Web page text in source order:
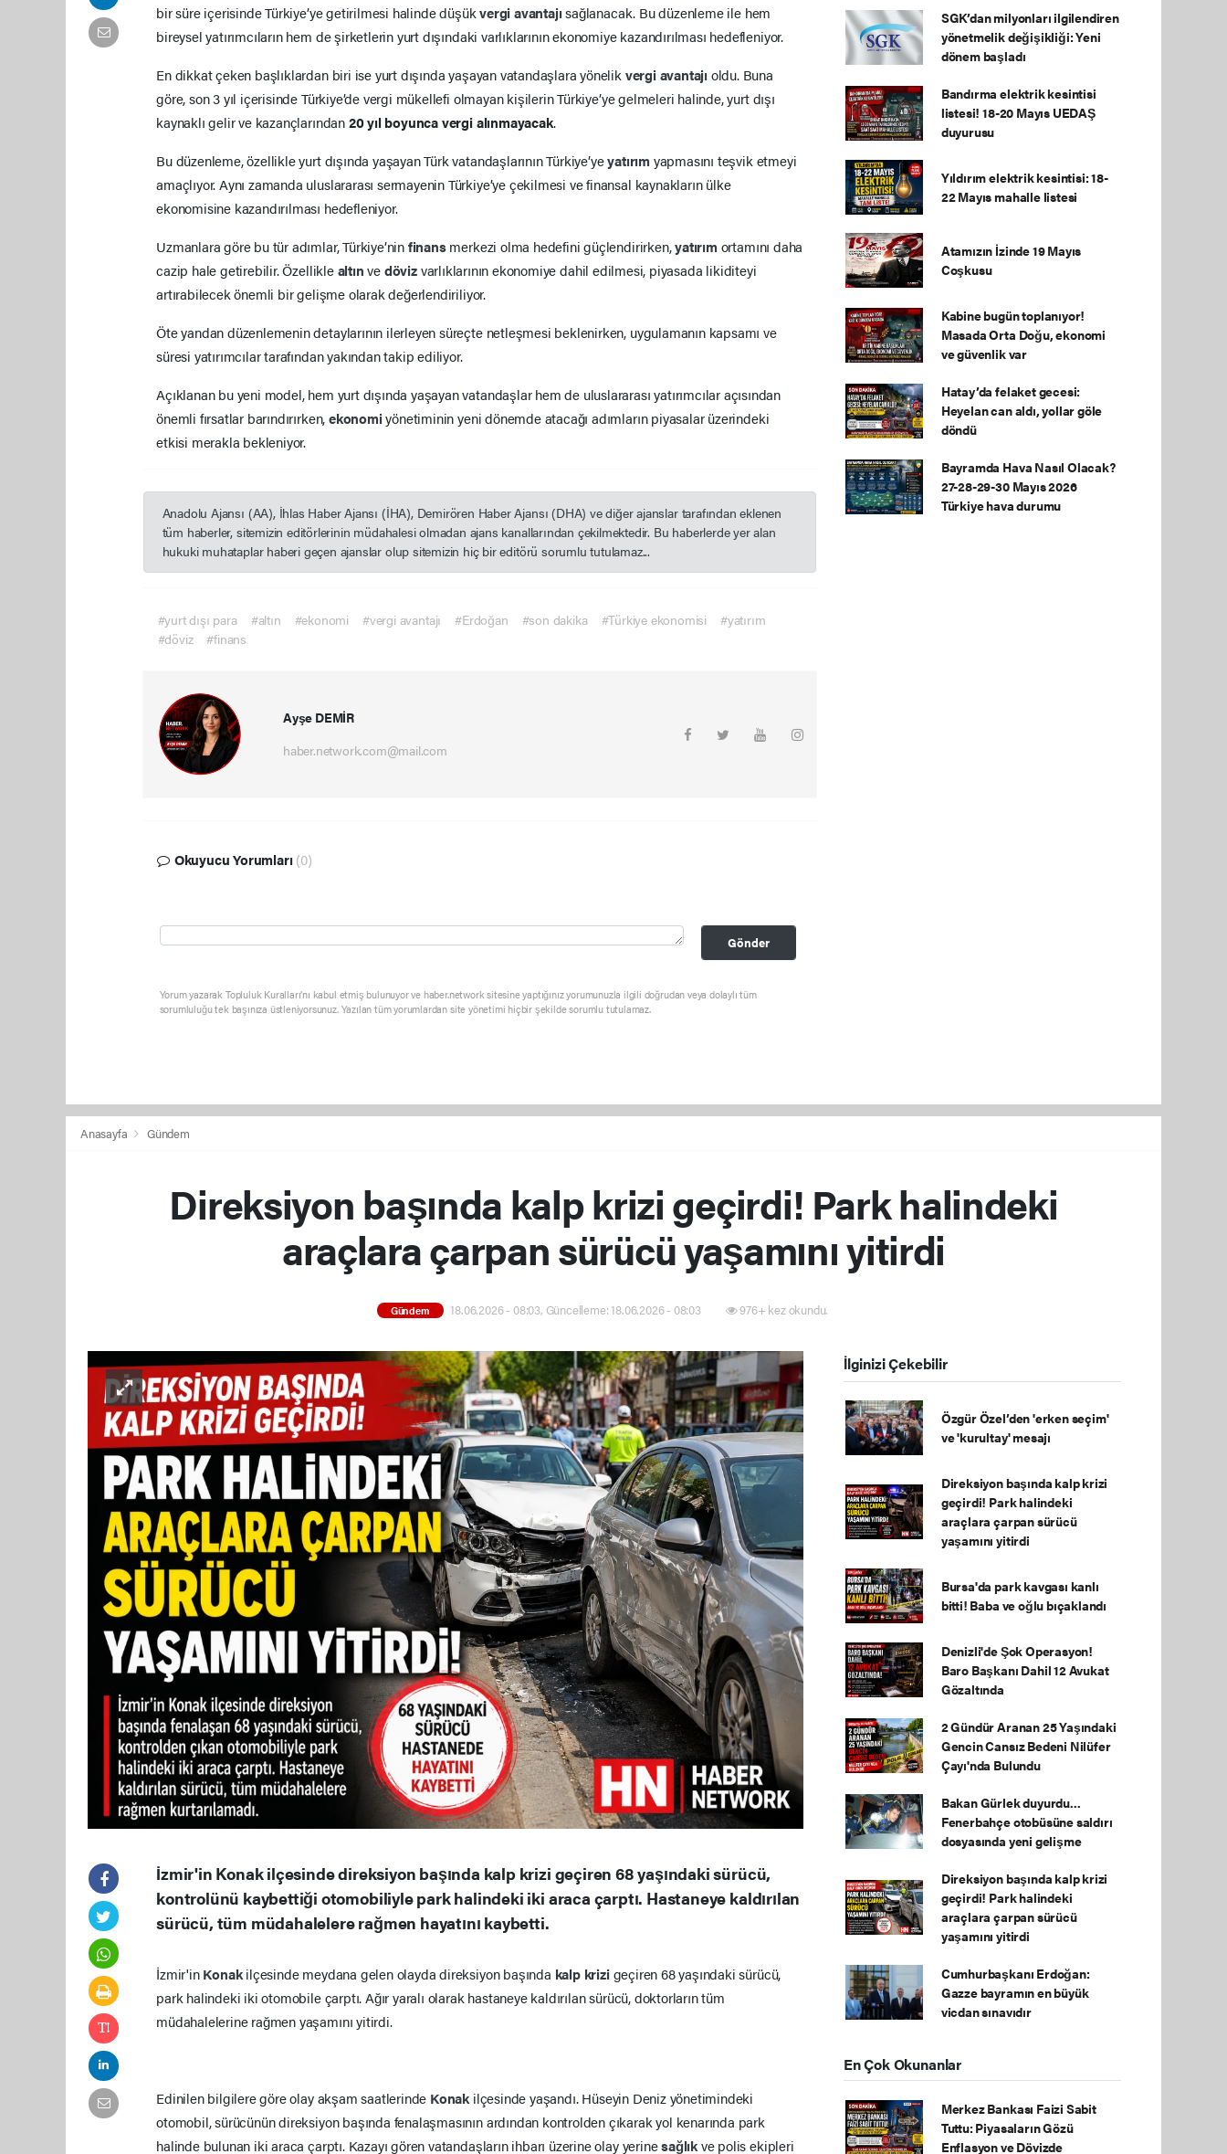
bir süre içerisinde Türkiye’ye getirilmesi halinde düşükvergi avantajısağlanacak. Bu düzenleme ile hem
bireysel yatırımcıların hem de şirketlerin yurt dışındaki varlıklarının ekonomiye kazandırılması hedefleniyor.
En dikkat çeken başlıklardan biri ise yurt dışında yaşayan vatandaşlara yönelik vergi avantajıoldu. Buna
göre, son 3 yıl içerisinde Türkiye’de vergi mükellefi olmayan kişilerin Türkiye’ye gelmeleri halinde, yurt dışı
kaynaklı gelir ve kazançlarından20 yıl boyunca vergi alınmayacak.
Bu düzenleme, özellikle yurt dışında yaşayan Türk vatandaşlarının Türkiye’yeyatırım yapmasını teşvik etmeyi
amaçlıyor. Aynı zamanda uluslararası sermayenin Türkiye’ye çekilmesi ve finansal kaynakların ülke
ekonomisine kazandırılması hedefleniyor.
Uzmanlara göre bu tür adımlar, Türkiye’ninfinansmerkezi olma hedefini güçlendirirken,yatırım ortamını daha
cazip hale getirebilir. Özelliklealtınvedövizvarlıklarının ekonomiye dahil edilmesi, piyasada likiditeyi
artırabilecek önemli bir gelişme olarak değerlendiriliyor.
Öte yandan düzenlemenin detaylarının ilerleyen süreçte netleşmesi beklenirken, uygulamanın kapsamı ve
süresi yatırımcılar tarafından yakından takip ediliyor.
Açıklanan bu yeni model, hem yurt dışında yaşayan vatandaşlar hem de uluslararası yatırımcılar açısından
önemli fırsatlar barındırırken,ekonomiyönetiminin yeni dönemde atacağı adımların piyasalar üzerindeki
etkisi merakla bekleniyor.
Anadolu Ajansı (AA), İhlas Haber Ajansı (İHA), Demirören Haber Ajansı (DHA) ve diğer ajanslar tarafından eklenen
tüm haberler, sitemizin editörlerinin müdahalesi olmadan ajans kanallarından çekilmektedir. Bu haberlerde yer alan
hukuki muhataplar haberi geçen ajanslar olup sitemizin hiç bir editörü sorumlu tutulamaz...
#yurt dışı para #altın #ekonomi #vergi avantajı #Erdoğan #son dakika #Türkiye ekonomisi
#yatırım
#döviz
#finans
Ayşe DEMİR
haber.network.com@mail.com
Okuyucu Yorumları (0)
Gönder
Yorum yazarak Topluluk Kuralları’nı kabul etmiş bulunuyor ve haber.network sitesine yaptığınız yorumunuzla ilgili doğrudan veya dolaylı tüm
sorumluluğu tek başınıza üstleniyorsunuz. Yazılan tüm yorumlardan site yönetimi hiçbir şekilde sorumlu tutulamaz.
SGK’dan milyonları ilgilendiren
yönetmelik değişikliği: Yeni
dönem başladı
Bandırma elektrik kesintisi
listesi! 18-20 Mayıs UEDAŞ
duyurusu
Yıldırım elektrik kesintisi: 18-
22 Mayıs mahalle listesi
Atamızın İzinde 19 Mayıs
Coşkusu
Kabine bugün toplanıyor!
Masada Orta Doğu, ekonomi
ve güvenlik var
Hatay’da felaket gecesi:
Heyelan can aldı, yollar göle
döndü
Bayramda Hava Nasıl Olacak?
27-28-29-30 Mayıs 2026
Türkiye hava durumu
Anasayfa Gündem
Direksiyon başında kalp krizi geçirdi! Park halindeki
araçlara çarpan sürücü yaşamını yitirdi
Gündem 18.06.2026 - 08:03, Güncelleme: 18.06.2026 - 08:03 976+ kez okundu.
İzmir'in Konak ilçesinde direksiyon başında kalp krizi geçiren 68 yaşındaki sürücü,
kontrolünü kaybettiği otomobiliyle park halindeki iki araca çarptı. Hastaneye kaldırılan
sürücü, tüm müdahalelere rağmen hayatını kaybetti.
İzmir'inKonakilçesinde meydana gelen olayda direksiyon başında kalp krizigeçiren 68 yaşındaki sürücü,
park halindeki iki otomobile çarptı. Ağır yaralı olarak hastaneye kaldırılan sürücü, doktorların tüm
müdahalelerine rağmen yaşamını yitirdi.
Edinilen bilgilere göre olay akşam saatlerinde Konak ilçesinde yaşandı. Hüseyin Deniz yönetimindeki
otomobil, sürücünün direksiyon başında fenalaşmasının ardından kontrolden çıkarak yol kenarında park
halinde bulunan iki araca çarptı. Kazayı gören vatandaşların ihbarı üzerine olay yerinesağlıkve polis ekipleri
İlginizi Çekebilir
Özgür Özel’den 'erken seçim'
ve 'kurultay' mesajı
Direksiyon başında kalp krizi
geçirdi! Park halindeki
araçlara çarpan sürücü
yaşamını yitirdi
Bursa'da park kavgası kanlı
bitti! Baba ve oğlu bıçaklandı
Denizli'de Şok Operasyon!
Baro Başkanı Dahil 12 Avukat
Gözaltında
2 Gündür Aranan 25 Yaşındaki
Gencin Cansız Bedeni Nilüfer
Çayı'nda Bulundu
Bakan Gürlek duyurdu...
Fenerbahçe otobüsüne saldırı
dosyasında yeni gelişme
Direksiyon başında kalp krizi
geçirdi! Park halindeki
araçlara çarpan sürücü
yaşamını yitirdi
Cumhurbaşkanı Erdoğan:
Gazze bayramın en büyük
vicdan sınavıdır
En Çok Okunanlar
Merkez Bankası Faizi Sabit
Tuttu: Piyasaların Gözü
Enflasyon ve Dövizde